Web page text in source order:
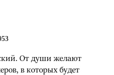
От души желают
в которых будет